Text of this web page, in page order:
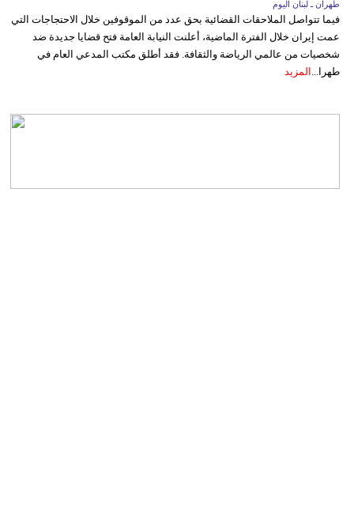
طهران ـ لبنان اليوم
فيما تتواصل الملاحقات القضائية بحق عدد من الموقوفين خلال الاحتجاجات التي
عمت إيران خلال الفترة الماضية، أعلنت النيابة العامة فتح قضايا جديدة ضد
شخصيات من عالمي الرياضة والثقافة. فقد أطلق مكتب المدعي العام في
طهرا... المزيد